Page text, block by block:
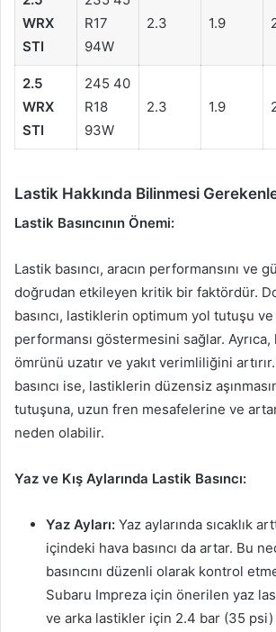
WRX
STI
R17
94W
2.3 1.9
2.5
WRX
STI
245 40
R18
93W
2.3 1.9
Lastik Hakkında Bilinmesi
Lastik Basıncının Önemi:
Lastik basıncı, aracın performansını ve
doğrudan etkileyen kritik bir faktördür.
basıncı, lastiklerin optimum yol tutuşu
performansı göstermesini sağlar.
ömrünü uzatır ve yakıt verimliliğini
basıncı ise, lastiklerin düzensiz
tutuşuna, uzun fren mesafelerine ve
neden olabilir.
Yaz ve Kış Aylarında Lastik Basıncı:
Yaz Ayları: Yaz aylarında sıcaklık
içindeki hava basıncı da artar. Bu
basıncını düzenli olarak kontrol
Subaru Impreza için önerilen yaz
ve arka lastikler için 2.4 bar (35